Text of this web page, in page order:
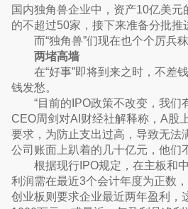
国内独角兽企业中，资产10亿美
的不超过50家，接下来准备分批推
而“独角兽”们现在也个个厉兵
两堵高墙
在“好事”即将到来之时，不差
钱发愁。
“目前的IPO政策不改变，我们
CEO周剑对AI财经社解释称，A股
要求，为防止支出过高，导致无法
公司账面上趴着的几十亿元，他们
根据现行IPO规定，在主板和
利润需在最近3个会计年度为正数
创业板则要求企业最近两年盈利，